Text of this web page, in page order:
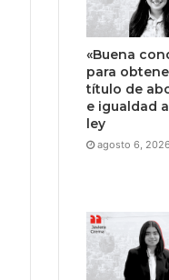
«Buena
para
título de
e igualdad
ley
agosto 6, 2026